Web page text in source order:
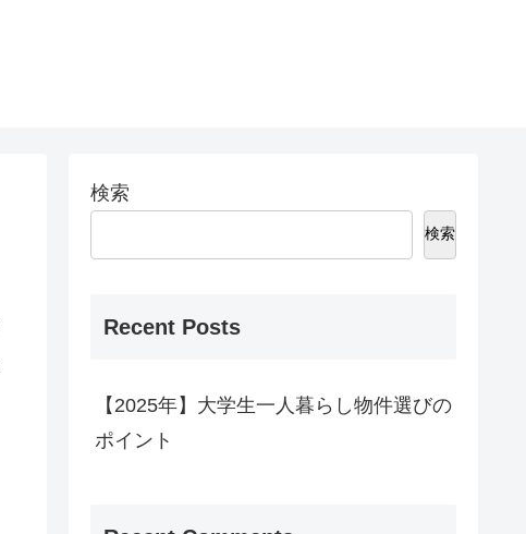
検索
検索
Recent Posts
【2025年】大学生一人暮らし物件選びの
ポイント